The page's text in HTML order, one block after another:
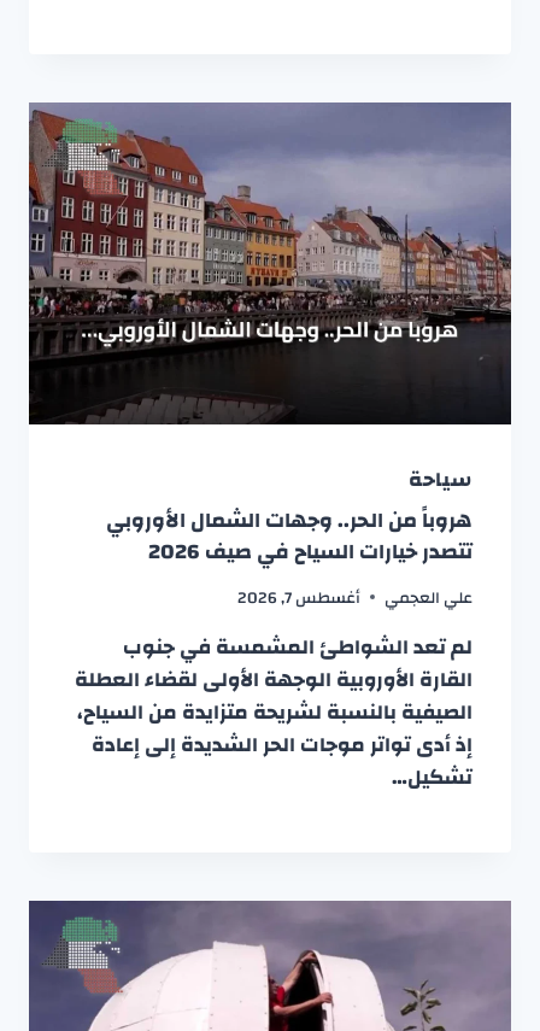
سياحة
هروباً من الحر.. وجهات الشمال الأوروبي
تتصدر خيارات السياح في صيف 2026
علي العجمي أغسطس 7, 2026
لم تعد الشواطئ المشمسة في جنوب
القارة الأوروبية الوجهة الأولى لقضاء العطلة
الصيفية بالنسبة لشريحة متزايدة من السياح،
إذ أدى تواتر موجات الحر الشديدة إلى إعادة
تشكيل…